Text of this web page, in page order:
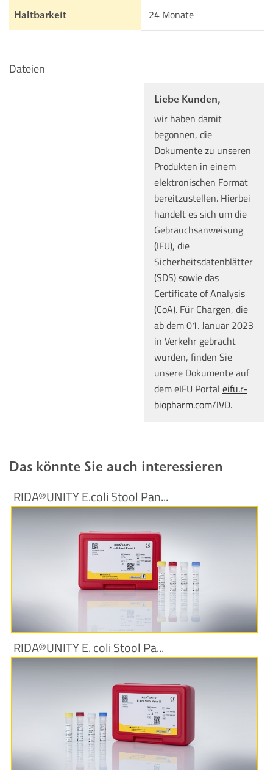
Haltbarkeit 24 Monate
Dateien
Liebe Kunden,
wir haben damit
begonnen, die
Dokumente zu unseren
Produkten in einem
elektronischen Format
bereitzustellen. Hierbei
handelt es sich um die
Gebrauchsanweisung
(IFU), die
Sicherheitsdatenblätter
(SDS) sowie das
Certificate of Analysis
(CoA). Für Chargen, die
ab dem 01. Januar 2023
in Verkehr gebracht
wurden, finden Sie
unsere Dokumente auf
dem eIFU Portal eifu.r-
biopharm.com/IVD.
Das könnte Sie auch interessieren
RIDA®UNITY E.coli Stool Pan...
Produktinformationen
RIDA®UNITY E. coli Stool Pa...
Produktinformationen